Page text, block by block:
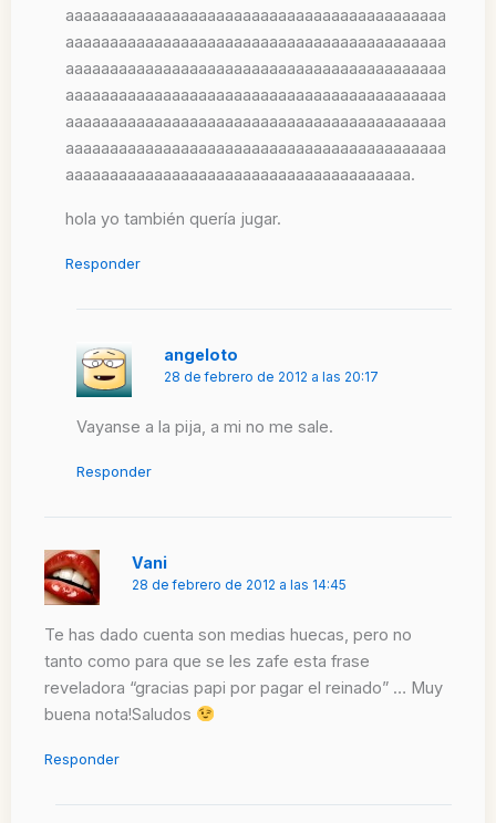
aaaaaaaaaaaaaaaaaaaaaaaaaaaaaaaaaaaaaaaaaaa
aaaaaaaaaaaaaaaaaaaaaaaaaaaaaaaaaaaaaaaaaaa
aaaaaaaaaaaaaaaaaaaaaaaaaaaaaaaaaaaaaaaaaaa
aaaaaaaaaaaaaaaaaaaaaaaaaaaaaaaaaaaaaaaaaaa
aaaaaaaaaaaaaaaaaaaaaaaaaaaaaaaaaaaaaaaaaaa
aaaaaaaaaaaaaaaaaaaaaaaaaaaaaaaaaaaaaaaaaaa
aaaaaaaaaaaaaaaaaaaaaaaaaaaaaaaaaaaaaaa.
hola yo también quería jugar.
Responder
angeloto
28 de febrero de 2012 a las 20:17
Vayanse a la pija, a mi no me sale.
Responder
Vani
28 de febrero de 2012 a las 14:45
Te has dado cuenta son medias huecas, pero no
tanto como para que se les zafe esta frase
reveladora “gracias papi por pagar el reinado” … Muy
buena nota!Saludos
Responder